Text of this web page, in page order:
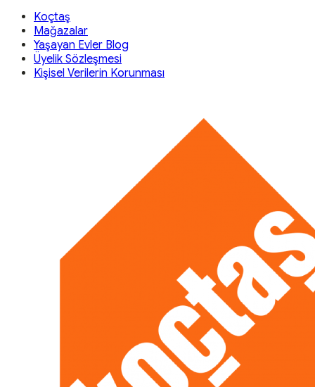
Koçtaş
Mağazalar
Yaşayan Evler Blog
Üyelik Sözleşmesi
Kişisel Verilerin Korunması